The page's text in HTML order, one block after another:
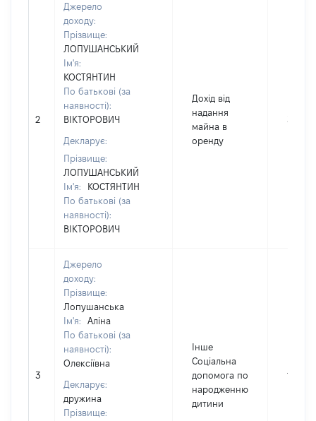
2
Джерело
доходу:
Прізвище:
ЛОПУШАНСЬКИЙ
Ім'я:
КОСТЯНТИН
По батькові (за
наявності):
ВІКТОРОВИЧ
Декларує:
Прізвище:
ЛОПУШАНСЬКИЙ
Ім'я:
КОСТЯНТИН
По батькові (за
наявності):
ВІКТОРОВИЧ
Дохід від
надання
майна в
оренду
3230
3
Джерело
доходу:
Прізвище:
Лопушанська
Ім'я:
Аліна
По батькові (за
наявності):
Олексіївна
Декларує:
дружина
Прізвище:
Інше
Соціальна
допомога по
народженню
дитини
10320